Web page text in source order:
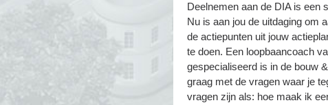
Deelnemen aan de DIA is een
Nu is aan jou de uitdaging om
de actiepunten uit jouw
te doen. Een loopbaancoach
gespecialiseerd is in de bouw
graag met de vragen waar je
vragen zijn als: hoe maak ik